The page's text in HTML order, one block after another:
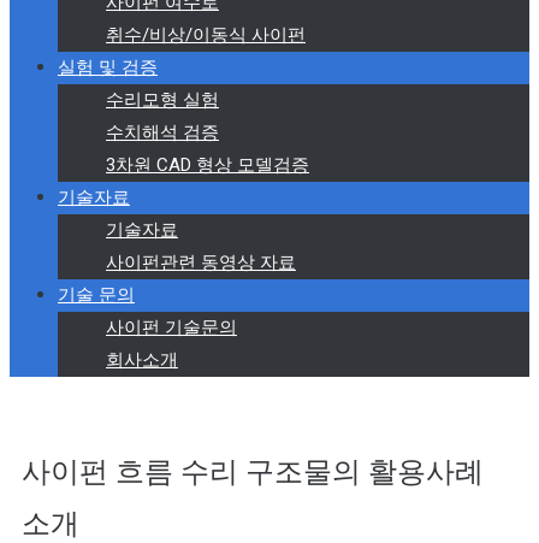
취수/비상/이동식 사이펀
실험 및 검증
수리모형 실험
수치해석 검증
3차원 CAD 형상 모델검증
기술자료
기술자료
사이펀관련 동영상 자료
기술 문의
사이펀 기술문의
회사소개
사이펀 흐름 수리 구조물의 활용사례
소개